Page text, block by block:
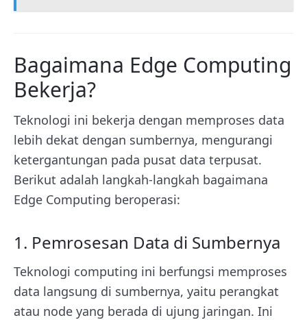
Bagaimana Edge Computing
Bekerja?
Teknologi ini bekerja dengan memproses data
lebih dekat dengan sumbernya, mengurangi
ketergantungan pada pusat data terpusat.
Berikut adalah langkah-langkah bagaimana
Edge Computing beroperasi:
1. Pemrosesan Data di Sumbernya
Teknologi computing ini berfungsi memproses
data langsung di sumbernya, yaitu perangkat
atau node yang berada di ujung jaringan. Ini